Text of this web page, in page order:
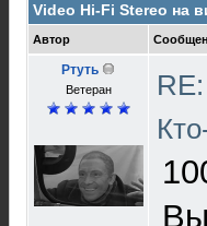
Video Hi-Fi Stereo на
Автор
Ртуть
Ветеран